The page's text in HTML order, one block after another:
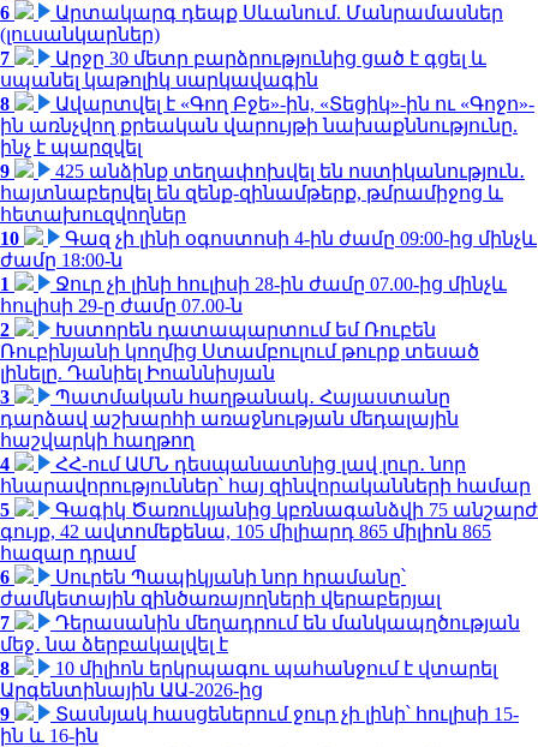
6
Արտակարգ դեպք Սևանում. Մանրամասներ
(լուսանկարներ)
7
Արջը 30 մետր բարձրությունից ցած է գցել և
սպանել կաթոլիկ սարկավագին
8
Ավարտվել է «Գող Բջե»-ին, «Տեցիկ»-ին ու «Գոջո»-
ին առնչվող քրեական վարույթի նախաքննությունը.
ինչ է պարզվել
9
425 անձինք տեղափոխվել են ոստիկանություն․
հայտնաբերվել են զենք-զինամթերք, թմրամիջոց և
հետախուզվողներ
10
Գազ չի լինի օգոստոսի 4-ին ժամը 09:00-ից մինչև
ժամը 18:00-ն
1
Ջուր չի լինի հուլիսի 28-ին ժամը 07.00-ից մինչև
հուլիսի 29-ը ժամը 07.00-ն
2
Խստորեն դատապարտում եմ Ռուբեն
Ռուբինյանի կողմից Ստամբուլում թուրք տեսած
լինելը. Դանիել Իոաննիսյան
3
Պատմական հաղթանակ․ Հայաստանը
դարձավ աշխարհի առաջնության մեդալային
հաշվարկի հաղթող
4
ՀՀ-ում ԱՄՆ դեսպանատնից լավ լուր․ նոր
հնարավորություններ՝ հայ զինվորականների համար
5
Գագիկ Ծառուկյանից կբռնագանձվի 75 անշարժ
գույք, 42 ավտոմեքենա, 105 միլիարդ 865 միլիոն 865
հազար դրամ
6
Սուրեն Պապիկյանի նոր հրամանը՝
ժամկետային զինծառայողների վերաբերյալ
7
Դերասանին մեղադրում են մանկապղծության
մեջ․ նա ձերբակալվել է
8
10 միլիոն երկրպագու պահանջում է վտարել
Արգենտինային ԱԱ-2026-ից
9
Տասնյակ հասցեներում ջուր չի լինի՝ հուլիսի 15-
ին և 16-ին